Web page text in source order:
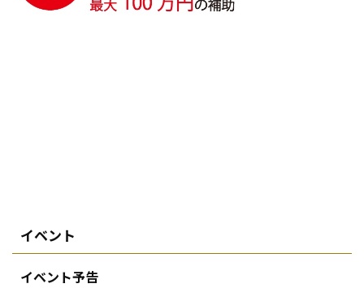
イベント
イベント予告